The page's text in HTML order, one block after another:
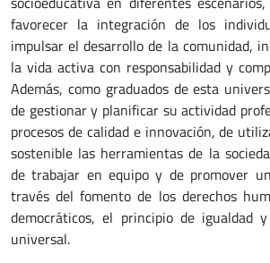
favorecer la integración de los
impulsar el desarrollo de la comunidad,
la vida activa con responsabilidad y
Además, como graduados de esta
de gestionar y planificar su actividad
procesos de calidad e innovación, de
sostenible las herramientas de la
de trabajar en equipo y de promover
través del fomento de los derechos
democráticos, el principio de igualdad
universal.